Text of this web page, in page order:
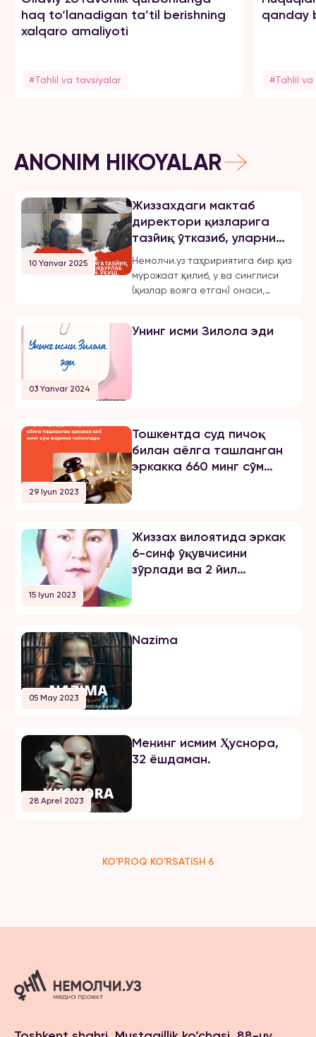
haq to‘lanadigan ta’til berishning
xalqaro amaliyoti
#Tahlil va tavsiyalar
qanday
#Tahlil
ANONIM HIKOYALAR
10 Yanvar 2025
Жиззахдаги мактаб
директори қизларига
тазйиқ ўтказиб, уларни
мажбурлаб турмушга
чиқарган, ўқиш,
ишлашдан маҳрум қилган
Немолчи.уз таҳририятига бир қиз
мурожаат қилиб, у ва синглиси
(қизлар вояга етган) онаси,
Хасанова томонидан бир неча
ишлайман. 2024 йил 31 октябрь
куни мени умуман норози бўлган
йигитга […]
03 Yanvar 2024
Унинг исми Зилола эди
29 Iyun 2023
Тошкентда суд пичоқ
билан аёлга ташланган
эркакка 660 минг сўм
15 Iyun 2023
Жиззах вилоятида эркак
6-синф ўқувчисини
зўрлади ва 2 йил
05 May 2023
Nazima
28 Aprel 2023
Менинг исмим Ҳуснора,
32 ёшдаман.
KO'PROQ KO'RSATISH 6